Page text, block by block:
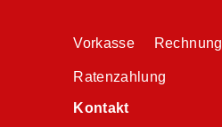
Vorkasse Rechnung
Ratenzahlung
Kontakt